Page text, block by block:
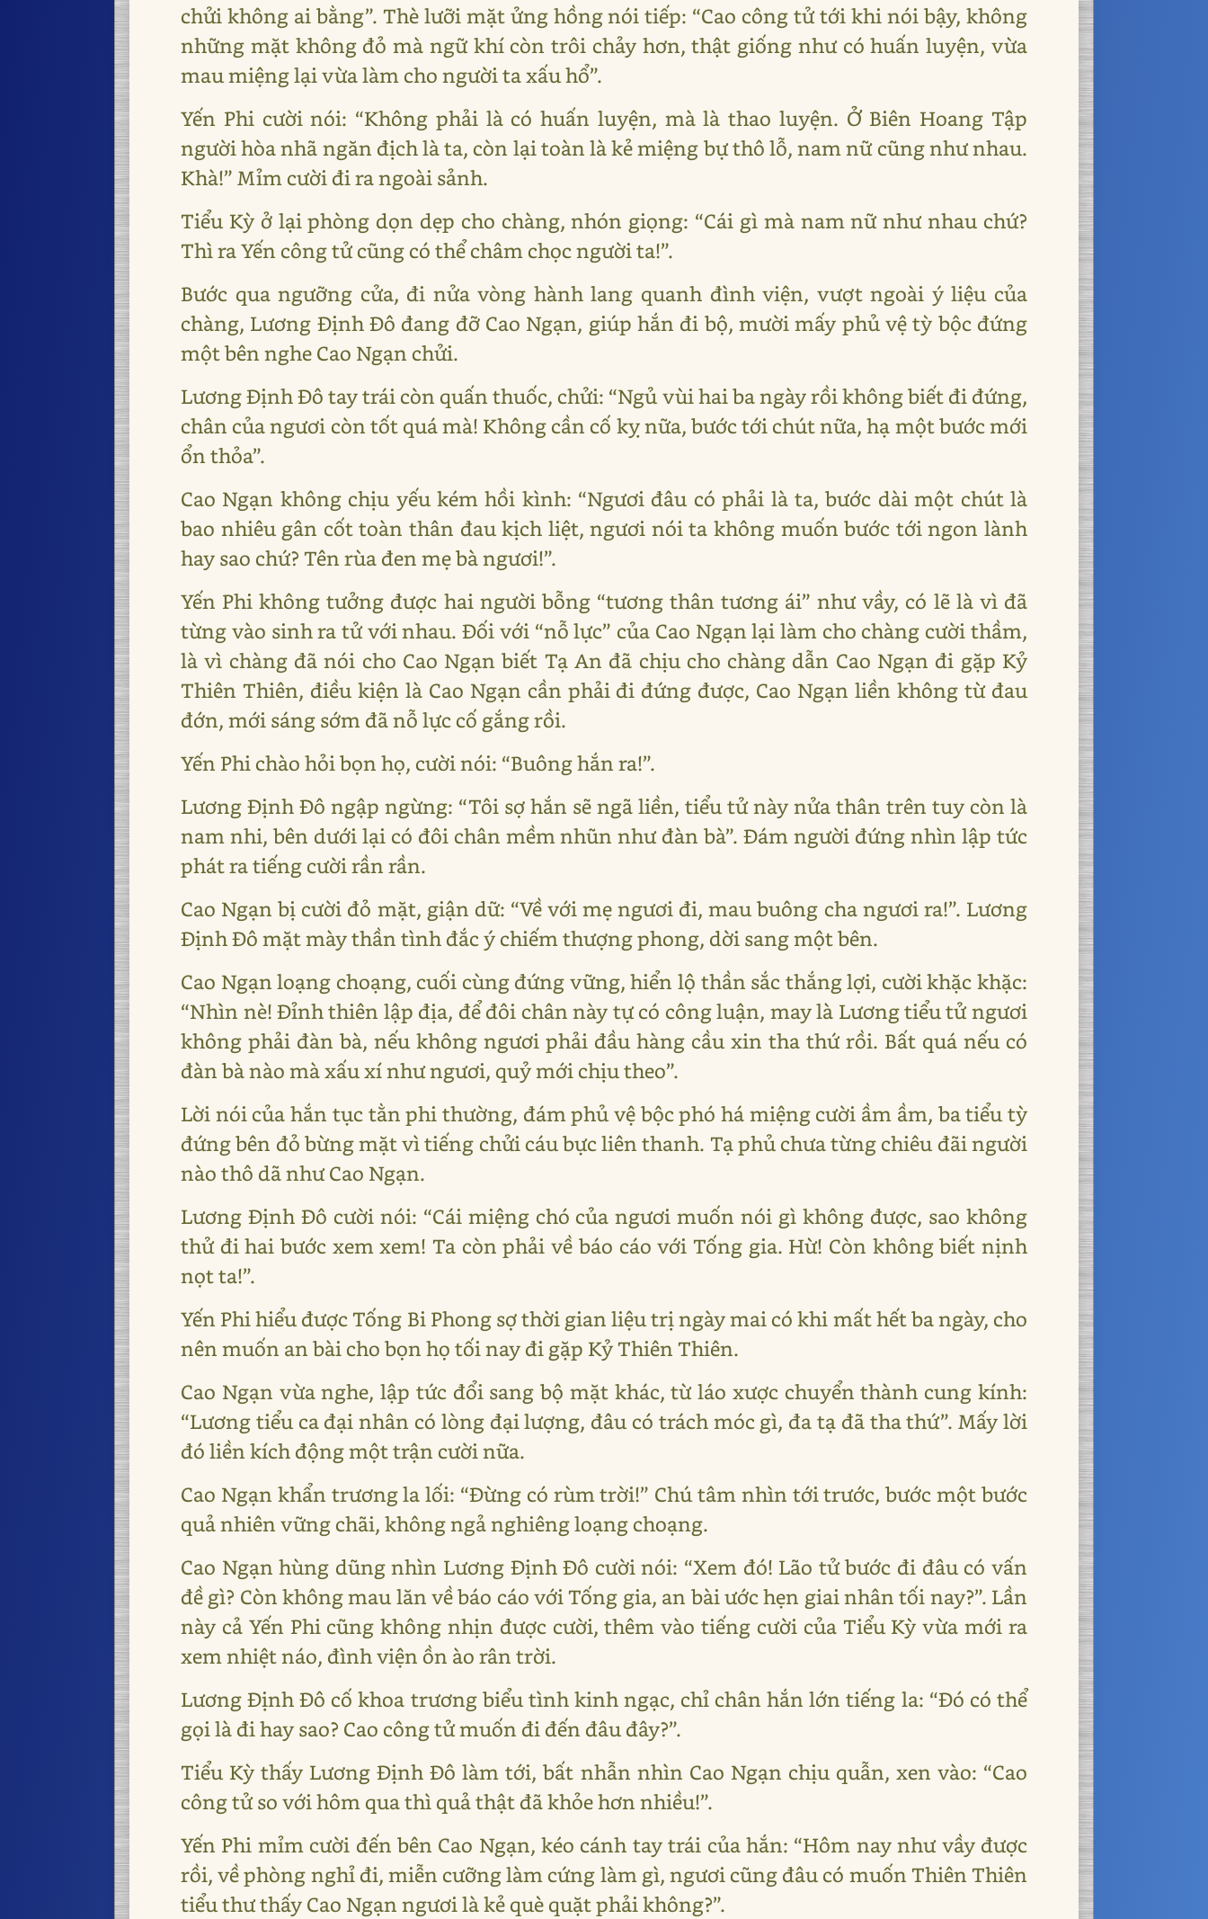
chửi không ai bằng”. Thè lưỡi mặt ửng hồng nói tiếp: “Cao công tử tới khi nói bậy, không
những mặt không đỏ mà ngữ khí còn trôi chảy hơn, thật giống như có huấn luyện, vừa
mau miệng lại vừa làm cho người ta xấu hổ”.
Yến Phi cười nói: “Không phải là có huấn luyện, mà là thao luyện. Ở Biên Hoang Tập
người hòa nhã ngăn địch là ta, còn lại toàn là kẻ miệng bự thô lỗ, nam nữ cũng như nhau.
Khà!” Mỉm cười đi ra ngoài sảnh.
Tiểu Kỳ ở lại phòng dọn dẹp cho chàng, nhón giọng: “Cái gì mà nam nữ như nhau chứ?
Thì ra Yến công tử cũng có thể châm chọc người ta!”.
Bước qua ngưỡng cửa, đi nửa vòng hành lang quanh đình viện, vượt ngoài ý liệu của
chàng, Lương Định Đô đang đỡ Cao Ngạn, giúp hắn đi bộ, mười mấy phủ vệ tỳ bộc đứng
một bên nghe Cao Ngạn chửi.
Lương Định Đô tay trái còn quấn thuốc, chửi: “Ngủ vùi hai ba ngày rồi không biết đi đứng,
chân của ngươi còn tốt quá mà! Không cần cố kỵ nữa, bước tới chút nữa, hạ một bước mới
ổn thỏa”.
Cao Ngạn không chịu yếu kém hồi kình: “Ngươi đâu có phải là ta, bước dài một chút là
bao nhiêu gân cốt toàn thân đau kịch liệt, ngươi nói ta không muốn bước tới ngon lành
hay sao chứ? Tên rùa đen mẹ bà ngươi!”.
Yến Phi không tưởng được hai người bỗng “tương thân tương ái” như vầy, có lẽ là vì đã
từng vào sinh ra tử với nhau. Đối với “nỗ lực” của Cao Ngạn lại làm cho chàng cười thầm,
là vì chàng đã nói cho Cao Ngạn biết Tạ An đã chịu cho chàng dẫn Cao Ngạn đi gặp Kỷ
Thiên Thiên, điều kiện là Cao Ngạn cần phải đi đứng được, Cao Ngạn liền không từ đau
đớn, mới sáng sớm đã nỗ lực cố gắng rồi.
Yến Phi chào hỏi bọn họ, cười nói: “Buông hắn ra!”.
Lương Định Đô ngập ngừng: “Tôi sợ hắn sẽ ngã liền, tiểu tử này nửa thân trên tuy còn là
nam nhi, bên dưới lại có đôi chân mềm nhũn như đàn bà”. Đám người đứng nhìn lập tức
phát ra tiếng cười rần rần.
Cao Ngạn bị cười đỏ mặt, giận dữ: “Về với mẹ ngươi đi, mau buông cha ngươi ra!”. Lương
Định Đô mặt mày thần tình đắc ý chiếm thượng phong, dời sang một bên.
Cao Ngạn loạng choạng, cuối cùng đứng vững, hiển lộ thần sắc thắng lợi, cười khặc khặc:
“Nhìn nè! Đỉnh thiên lập địa, để đôi chân này tự có công luận, may là Lương tiểu tử ngươi
không phải đàn bà, nếu không ngươi phải đầu hàng cầu xin tha thứ rồi. Bất quá nếu có
đàn bà nào mà xấu xí như ngươi, quỷ mới chịu theo”.
Lời nói của hắn tục tằn phi thường, đám phủ vệ bộc phó há miệng cười ầm ầm, ba tiểu tỳ
đứng bên đỏ bừng mặt vì tiếng chửi cáu bực liên thanh. Tạ phủ chưa từng chiêu đãi người
nào thô dã như Cao Ngạn.
Lương Định Đô cười nói: “Cái miệng chó của ngươi muốn nói gì không được, sao không
thử đi hai bước xem xem! Ta còn phải về báo cáo với Tống gia. Hừ! Còn không biết nịnh
nọt ta!”.
Yến Phi hiểu được Tống Bi Phong sợ thời gian liệu trị ngày mai có khi mất hết ba ngày, cho
nên muốn an bài cho bọn họ tối nay đi gặp Kỷ Thiên Thiên.
Cao Ngạn vừa nghe, lập tức đổi sang bộ mặt khác, từ láo xược chuyển thành cung kính:
“Lương tiểu ca đại nhân có lòng đại lượng, đâu có trách móc gì, đa tạ đã tha thứ”. Mấy lời
đó liền kích động một trận cười nữa.
Cao Ngạn khẩn trương la lối: “Đừng có rùm trời!” Chú tâm nhìn tới trước, bước một bước
quả nhiên vững chãi, không ngả nghiêng loạng choạng.
Cao Ngạn hùng dũng nhìn Lương Định Đô cười nói: “Xem đó! Lão tử bước đi đâu có vấn
đề gì? Còn không mau lăn về báo cáo với Tống gia, an bài ước hẹn giai nhân tối nay?”. Lần
này cả Yến Phi cũng không nhịn được cười, thêm vào tiếng cười của Tiểu Kỳ vừa mới ra
xem nhiệt náo, đình viện ồn ào rân trời.
Lương Định Đô cố khoa trương biểu tình kinh ngạc, chỉ chân hắn lớn tiếng la: “Đó có thể
gọi là đi hay sao? Cao công tử muốn đi đến đâu đây?”.
Tiểu Kỳ thấy Lương Định Đô làm tới, bất nhẫn nhìn Cao Ngạn chịu quẫn, xen vào: “Cao
công tử so với hôm qua thì quả thật đã khỏe hơn nhiều!”.
Yến Phi mỉm cười đến bên Cao Ngạn, kéo cánh tay trái của hắn: “Hôm nay như vầy được
rồi, về phòng nghỉ đi, miễn cưỡng làm cứng làm gì, ngươi cũng đâu có muốn Thiên Thiên
tiểu thư thấy Cao Ngạn ngươi là kẻ què quặt phải không?”.